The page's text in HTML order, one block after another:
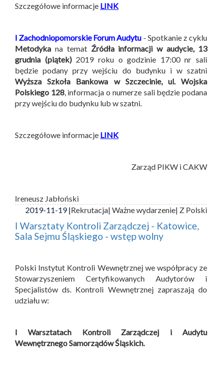
Szczegółowe informacje LINK
I Zachodniopomorskie Forum Audytu - Spotkanie z cyklu
Metodyka na temat Źródła informacji w audycie, 13
grudnia (piątek)2019 roku o godzinie 17:00 nr sali
będzie podany przy wejściu do budynku i w szatni
Wyższa Szkoła Bankowa w Szczecinie, ul. Wojska
Polskiego 128, informacja o numerze sali będzie podana
przy wejściu do budynku lub w szatni.
Szczegółowe informacje LINK
Zarząd PIKW i CAKW
Ireneusz Jabłoński
2019-11-19 |Rekrutacja| Ważne wydarzenie| Z Polski
I Warsztaty Kontroli Zarządczej - Katowice,
Sala Sejmu Śląskiego - wstęp wolny
Polski Instytut Kontroli Wewnętrznej we współpracy ze
Stowarzyszeniem Certyfikowanych Audytorów i
Specjalistów ds. Kontroli Wewnętrznej zapraszają do
udziału w:
I Warsztatach Kontroli Zarządczej i Audytu
Wewnętrznego Samorządów Śląskich.